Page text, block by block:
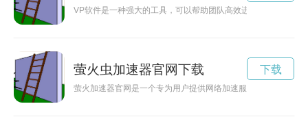
VP软件是一种强大的工具，可以帮助团队高效进行项目管理和
萤火虫加速器官网下载
萤火加速器官网是一个专为用户提供网络加速服务的平台，通
下载